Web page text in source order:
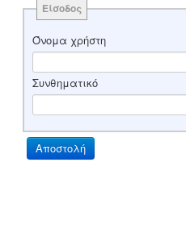
Είσοδος
Όνομα χρήστη
Συνθηματικό